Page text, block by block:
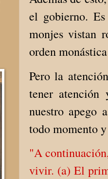
el gobierno.
monjes vistan
orden
Pero la
tener atención
nuestro apego
todo momento
"A
vivir. (a) El